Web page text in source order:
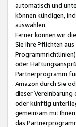
automatisch und
können kündigen,
auswählen.
Ferner können wir
Sie Ihre Pflichten
oder
Partnerprogramm
Amazon durch Sie
dieser Vereinbarung
oder künftig
gemeinsam mit
das